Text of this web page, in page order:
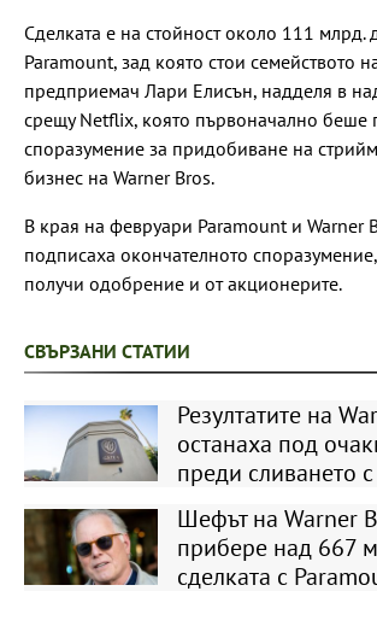
Сделката е на стойност около 111 млрд.
Paramount, зад която стои семейството
предприемач Лари Елисън, надделя в
срещу Netflix, която първоначално беше
споразумение за придобиване на
бизнес на Warner Bros.
В края на февруари Paramount и Warner
подписаха окончателното
получи одобрение и от акционерите.
СВЪРЗАНИ СТАТИИ
Резултатите на
останаха под
преди сливането
Шефът на Warner
прибере над 667
сделката с